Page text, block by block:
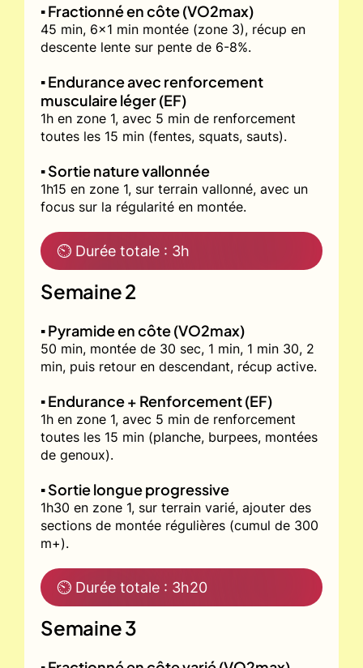
▪️ Fractionné en côte (VO2max)
45 min, 6x1 min montée (zone 3), récup en
descente lente sur pente de 6-8%.
▪️ Endurance avec renforcement
musculaire léger (EF)
1h en zone 1, avec 5 min de renforcement
toutes les 15 min (fentes, squats, sauts).
▪️ Sortie nature vallonnée
1h15 en zone 1, sur terrain vallonné, avec un
focus sur la régularité en montée.
⏲ Durée totale : 3h
Semaine 2
▪️ Pyramide en côte (VO2max)
50 min, montée de 30 sec, 1 min, 1 min 30, 2
min, puis retour en descendant, récup active.
▪️ Endurance + Renforcement (EF)
1h en zone 1, avec 5 min de renforcement
toutes les 15 min (planche, burpees, montées
de genoux).
▪️ Sortie longue progressive
1h30 en zone 1, sur terrain varié, ajouter des
sections de montée régulières (cumul de 300
m+).
⏲ Durée totale : 3h20
Semaine 3